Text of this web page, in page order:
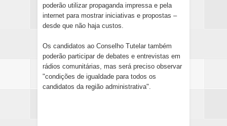
poderão utilizar propaganda impressa e pela
internet para mostrar iniciativas e propostas –
desde que não haja custos.
Os candidatos ao Conselho Tutelar também
poderão participar de debates e entrevistas em
rádios comunitárias, mas será preciso observar
"condições de igualdade para todos os
candidatos da região administrativa".